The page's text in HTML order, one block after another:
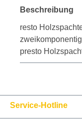
Beschreibung
resto
presto
Service-Hotline